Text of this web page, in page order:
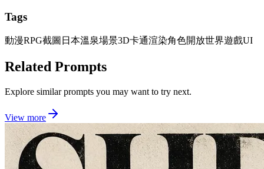
Tags
動漫RPG截圖 日本溫泉場景3D卡通渲染角色開放世界遊戲UI
Related Prompts
Explore similar prompts you may want to try next.
View more